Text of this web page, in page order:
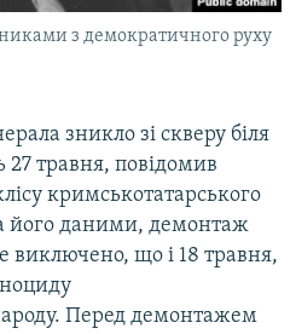
з демократичного руху
зникло зі скверу біля
27 травня, повідомив
кримськотатарського
його даними, демонтаж
виключено, що і 18 травня,
Перед демонтажем